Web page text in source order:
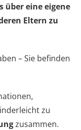
über eine eigene
Eltern zu
– Sie befinden
zu
zusammen.